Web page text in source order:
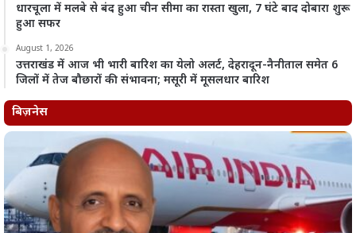
धारचूला में मलबे से बंद हुआ चीन सीमा का रास्ता खुला, 7 घंटे बाद दोबारा शुरू
हुआ सफर
August 1, 2026
उत्तराखंड में आज भी भारी बारिश का येलो अलर्ट, देहरादून-नैनीताल समेत 6
जिलों में तेज बौछारों की संभावना; मसूरी में मूसलधार बारिश
बिज़नेस